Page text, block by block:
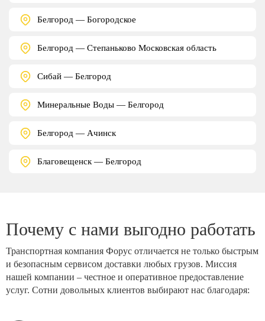
Белгород — Богородское
Белгород — Степаньково Московская область
Сибай — Белгород
Минеральные Воды — Белгород
Белгород — Ачинск
Благовещенск — Белгород
Почему с нами выгодно работать
Транспортная компания Форус отличается не только быстрым
и безопасным сервисом доставки любых грузов. Миссия
нашей компании – честное и оперативное предоставление
услуг. Сотни довольных клиентов выбирают нас благодаря: